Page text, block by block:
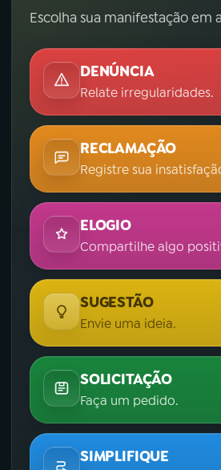
Escolha sua manifestação em
DENÚNCIA
Relate irregularidades.
RECLAMAÇÃO
Registre sua
ELOGIO
Compartilhe algo
SUGESTÃO
Envie uma ideia.
SOLICITAÇÃO
Faça um pedido.
SIMPLIFIQUE